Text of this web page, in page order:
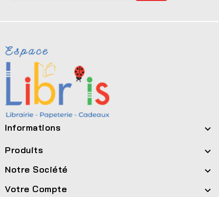
Informations 
Produits 
Notre Société 
Votre Compte 